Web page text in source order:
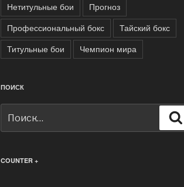
Нетитульные бои
Прогноз
Профессиональный бокс
Тайский бокс
Титульные бои
Чемпион мира
ПОИСК
COUNTER +